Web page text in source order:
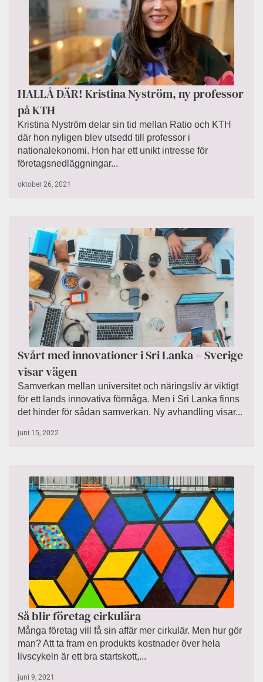
HALLÅ DÄR! Kristina Nyström, ny professor
på KTH
Kristina Nyström delar sin tid mellan Ratio och KTH
där hon nyligen blev utsedd till professor i
nationalekonomi. Hon har ett unikt intresse för
företagsnedläggningar...
oktober 26, 2021
Svårt med innovationer i Sri Lanka – Sverige
visar vägen
Samverkan mellan universitet och näringsliv är viktigt
för ett lands innovativa förmåga. Men i Sri Lanka finns
det hinder för sådan samverkan. Ny avhandling visar...
juni 15, 2022
Så blir företag cirkulära
Många företag vill få sin affär mer cirkulär. Men hur gör
man? Att ta fram en produkts kostnader över hela
livscykeln är ett bra startskott,...
juni 9, 2021